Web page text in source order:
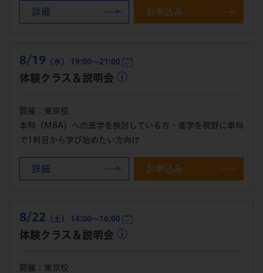
詳細 お申込み
8/19 （水） 19:00～21:00
体験クラス＆説明会
開催：東京校
本科（MBA）への進学を検討している方・進学を視野に単科
で1科目から学び始めたい方向け
詳細 お申込み
8/22 （土） 14:00～16:00
体験クラス＆説明会
開催：東京校